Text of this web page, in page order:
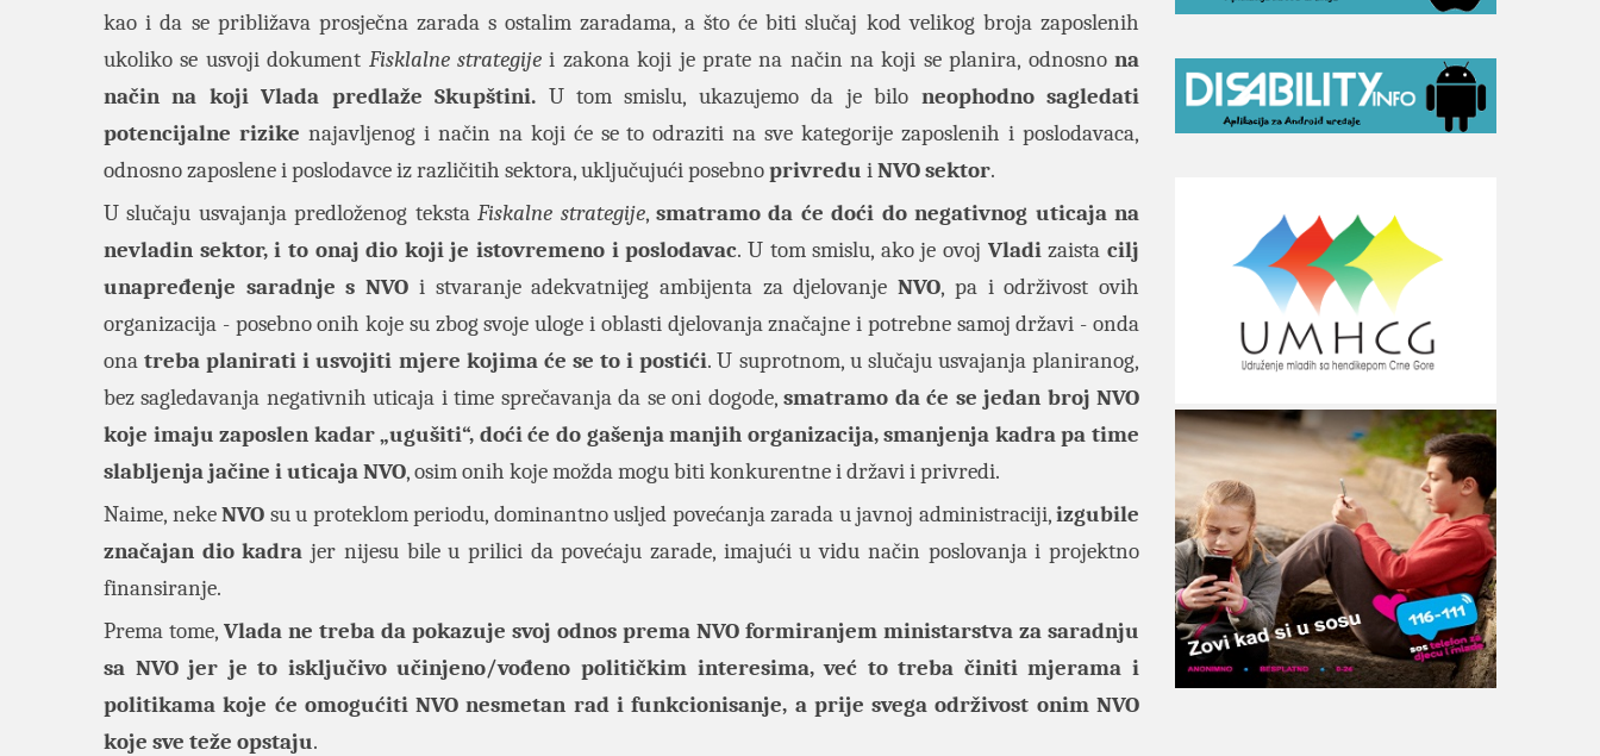
kao i da se približava prosječna zarada s ostalim zaradama, a što će biti slučaj kod velikog broja zaposlenih
ukoliko se usvoji dokument Fisklalne strategijei zakona koji je prate na način na koji se planira, odnosnona
način na koji Vlada predlaže Skupštini. U tom smislu, ukazujemo da je bilo neophodno sagledati
potencijalne rizike najavljenog i način na koji će se to odraziti na sve kategorije zaposlenih i poslodavaca,
odnosno zaposlene i poslodavce iz različitih sektora, uključujući posebnoprivredu iNVO sektor.
U slučaju usvajanja predloženog tekstaFiskalne strategije,smatramo da će doći do negativnog uticaja na
nevladin sektor, i to onaj dio koji je istovremeno i poslodavac. U tom smislu, ako je ovoj Vladizaistacilj
unapređenje saradnje s NVO i stvaranje adekvatnijeg ambijenta za djelovanjeNVO, pa i održivost ovih
organizacija - posebno onih koje su zbog svoje uloge i oblasti djelovanja značajne i potrebne samoj državi - onda
onatreba planirati i usvojiti mjere kojima će se to i postići. U suprotnom, u slučaju usvajanja planiranog,
bez sagledavanja negativnih uticaja i time sprečavanja da se oni dogode,smatramo da će se jedan broj NVO
koje imaju zaposlen kadar „ugušiti“, doći će do gašenja manjih organizacija, smanjenja kadra pa time
slabljenja jačine i uticaja NVO, osim onih koje možda mogu biti konkurentne i državi i privredi.
Naime, nekeNVO su u proteklom periodu, dominantno usljed povećanja zarada u javnoj administraciji,izgubile
značajan dio kadra jer nijesu bile u prilici da povećaju zarade, imajući u vidu način poslovanja i projektno
finansiranje.
Prema tome, Vlada ne treba da pokazuje svoj odnos prema NVO formiranjem ministarstva za saradnju
sa NVO jer je to isključivo učinjeno/vođeno političkim interesima, već to treba činiti mjerama i
politikama koje će omogućiti NVO nesmetan rad i funkcionisanje, a prije svega održivost onim NVO
koje sve teže opstaju.